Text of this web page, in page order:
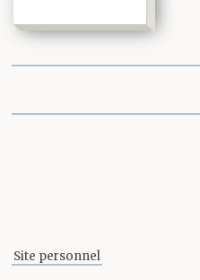
Site personnel